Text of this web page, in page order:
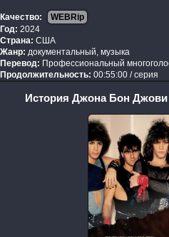
Качество:
WEBRip
Год: 2024
Страна: США
Жанр: документальный, музыка
Перевод: Профессиональный
Продолжительность: 00:55:00 / серия
История Джона Бон Джови